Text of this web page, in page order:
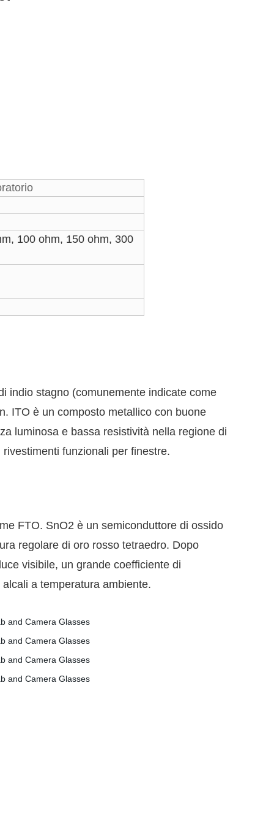
100 ohm, 150 ohm, 300
indio stagno (comunemente indicate come
ITO è un composto metallico con buone
luminosa e bassa resistività nella regione di
funzionali per finestre.
FTO. SnO2 è un semiconduttore di ossido
regolare di oro rosso tetraedro. Dopo
visibile, un grande coefficiente di
a temperatura ambiente.